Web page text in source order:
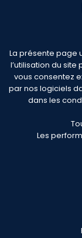
La présente page
l’utilisation du site
vous consentez
par nos logiciels
dans les
Les